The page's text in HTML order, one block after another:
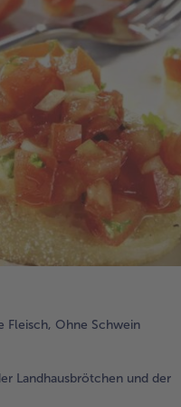
Fleisch, Ohne Schwein
Landhausbrötchen und der